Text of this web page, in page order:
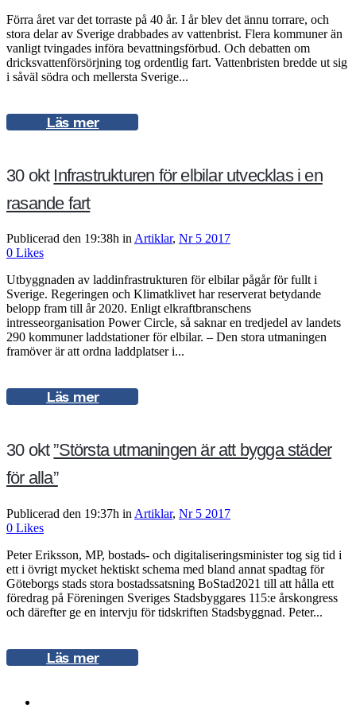
Förra året var det torraste på 40 år. I år blev det ännu torrare, och
stora delar av Sverige drabbades av vattenbrist. Flera kommuner än
vanligt tvingades införa bevattningsförbud. Och debatten om
dricksvattenförsörjning tog ordentlig fart. Vattenbristen bredde ut sig
i såväl södra och mellersta Sverige...
Läs mer
30 okt Infrastrukturen för elbilar utvecklas i en
rasande fart
Publicerad den 19:38h in Artiklar, Nr 5 2017
0 Likes
Utbyggnaden av laddinfrastrukturen för elbilar pågår för fullt i
Sverige. Regeringen och Klimatklivet har reserverat betydande
belopp fram till år 2020. Enligt elkraftbranschens
intresseorganisation Power Circle, så saknar en tredjedel av landets
290 kommuner laddstationer för elbilar. – Den stora utmaningen
framöver är att ordna laddplatser i...
Läs mer
30 okt ”Största utmaningen är att bygga städer
för alla”
Publicerad den 19:37h in Artiklar, Nr 5 2017
0 Likes
Peter Eriksson, MP, bostads- och digitaliseringsminister tog sig tid i
ett i övrigt mycket hektiskt schema med bland annat spadtag för
Göteborgs stads stora bostadssatsning BoStad2021 till att hålla ett
föredrag på Föreningen Sveriges Stadsbyggares 115:e årskongress
och därefter ge en intervju för tidskriften Stadsbyggnad. Peter...
Läs mer